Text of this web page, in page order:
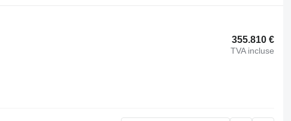
355.810 €
TVA incluse